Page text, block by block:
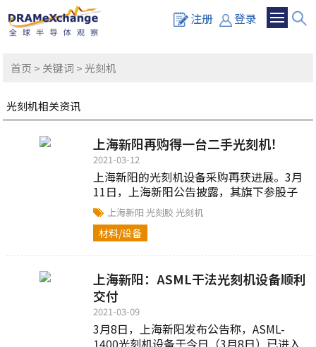
注册 登录
首页 > 关键词 > 光刻机
光刻机相关资讯
上海新阳再购得一台二手光刻机！
2021-03-12
上海新阳的光刻机设备采购再获进展。3月
11日，上海新阳公告披露，其旗下参股子
公司芯刻微购得ASML XT 1900 Gi型二手光
刻机一台...
上海新阳光刻胶光刻机
材料/设备
上海新阳：ASML干法光刻机设备顺利
交付
2021-03-09
3月8日，上海新阳发布公告称，ASML-
1400光刻机设备于今日（3月8日）已进入